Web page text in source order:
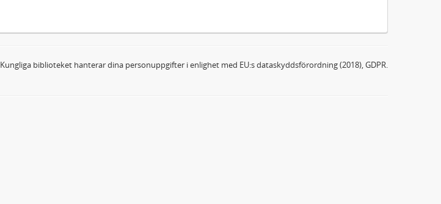
Kungliga biblioteket hanterar dina personuppgifter i enlighet med EU:s dataskyddsförordning (2018), GDPR.